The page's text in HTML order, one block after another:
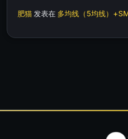
肥猫 发表在 多均线（5均线）